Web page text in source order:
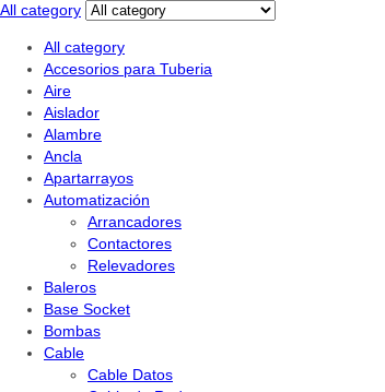
All category
All category
Accesorios para Tuberia
Aire
Aislador
Alambre
Ancla
Apartarrayos
Automatización
Arrancadores
Contactores
Relevadores
Baleros
Base Socket
Bombas
Cable
Cable Datos